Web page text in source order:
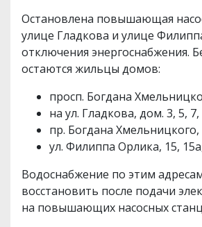
Остановлена повышающая
улице Гладкова и улице
отключения энергоснабжения.
остаются жильцы домов:
просп. Богдана
на ул. Гладкова, дом. 3, 5, 7,
пр. Богдана Хмельницкого,
ул. Филиппа Орлика, 15,
Водоснабжение по этим
восстановить после подачи
на повышающих насосных